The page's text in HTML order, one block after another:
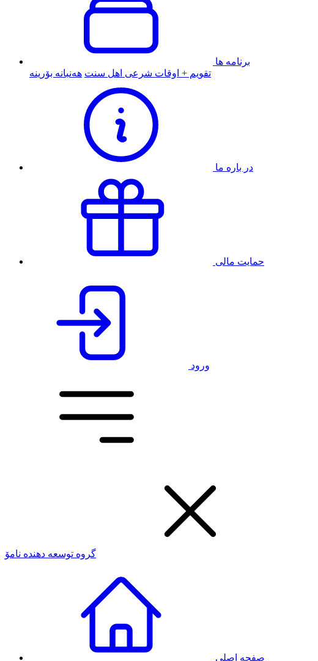
برنامه ها
تقویم + اوقات شرعی اهل سنت هەنبانە بۆرینە
در باره ما
حمایت مالی
ورود
گروه توسعه دهنده نامۆ
صفحه اصلی